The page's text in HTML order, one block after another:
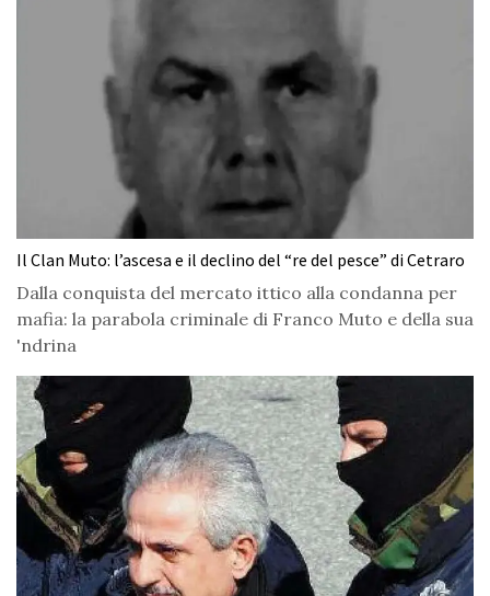
Il Clan Muto: l’ascesa e il declino del “re del pesce” di Cetraro
Dalla conquista del mercato ittico alla condanna per
mafia: la parabola criminale di Franco Muto e della sua
'ndrina